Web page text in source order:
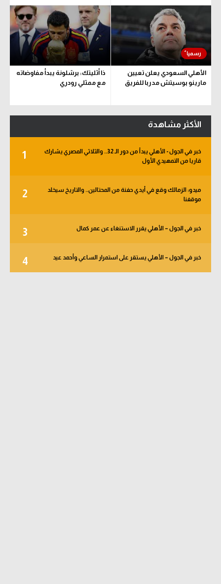
الأهلي السعودي يعلن تعيين
مارينو بوسيتش مدربا للفريق
ذا أثليتك: برشلونة يبدأ مفاوضاته
مع ممثلي رودري
الأكثر مشاهدة
1
خبر في الجول - الأهلي يبدأ من دور الـ 32.. والثلاثي المصري يشارك
قاريا من التمهيدي الأول
2
ميدو: الزمالك وقع في أيدي حفنة من المحتالين.. والتاريخ سيخلد
موقفنا
3 خبر في الجول – الأهلي يقرر الاستنغاء عن عمر كمال
4 خبر في الجول – الأهلي يستقر على استمرار الساعي وأحمد عيد